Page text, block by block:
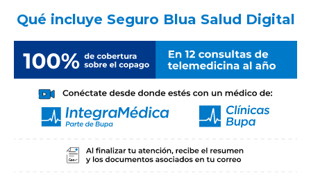
Qué incluye Seguro Blua Salud Digital